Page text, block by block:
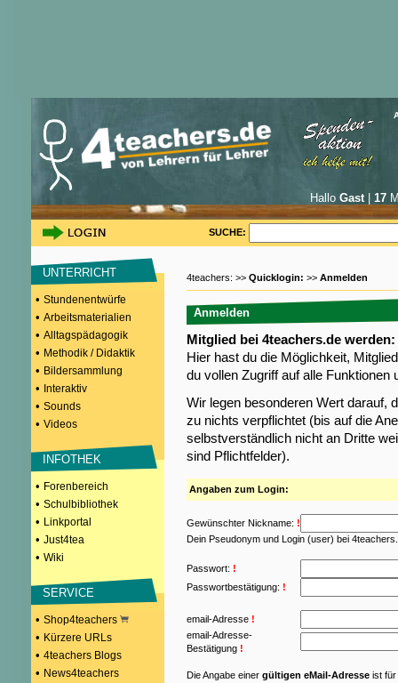
Hallo Gast| 17
SUCHE:
UNTERRICHT
• Stundenentwürfe
• Arbeitsmaterialien
• Alltagspädagogik
• Methodik / Didaktik
• Bildersammlung
• Interaktiv
• Sounds
• Videos
INFOTHEK
• Forenbereich
• Schulbibliothek
• Linkportal
• Just4tea
• Wiki
SERVICE
• Shop4teachers
• Kürzere URLs
• 4teachers Blogs
• News4teachers
4teachers: >> Quicklogin: >> Anmelden
Anmelden
Mitglied bei 4teachers.de werden:
Hier hast du die Möglichkeit,
du vollen Zugriff auf alle Funktionen
Wir legen besonderen Wert darauf,
zu nichts verpflichtet (bis auf die
selbstverständlich nicht an Dritte
sind Pflichtfelder).
Angaben zum Login:
Gewünschter Nickname: !
Dein Pseudonym und Login (user) bei
Passwort: !
Passwortbestätigung: !
email-Adresse !
email-Adresse-
Bestätigung !
Die Angabe einer gültigen eMail-Adresse ist für